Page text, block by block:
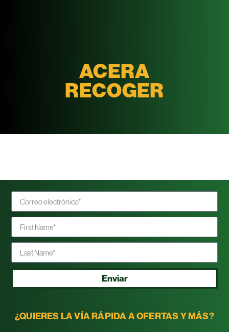
ACERA
RECOGER
¿QUIERES LA VÍA RÁPIDA A OFERTAS Y MÁS?
Enviar